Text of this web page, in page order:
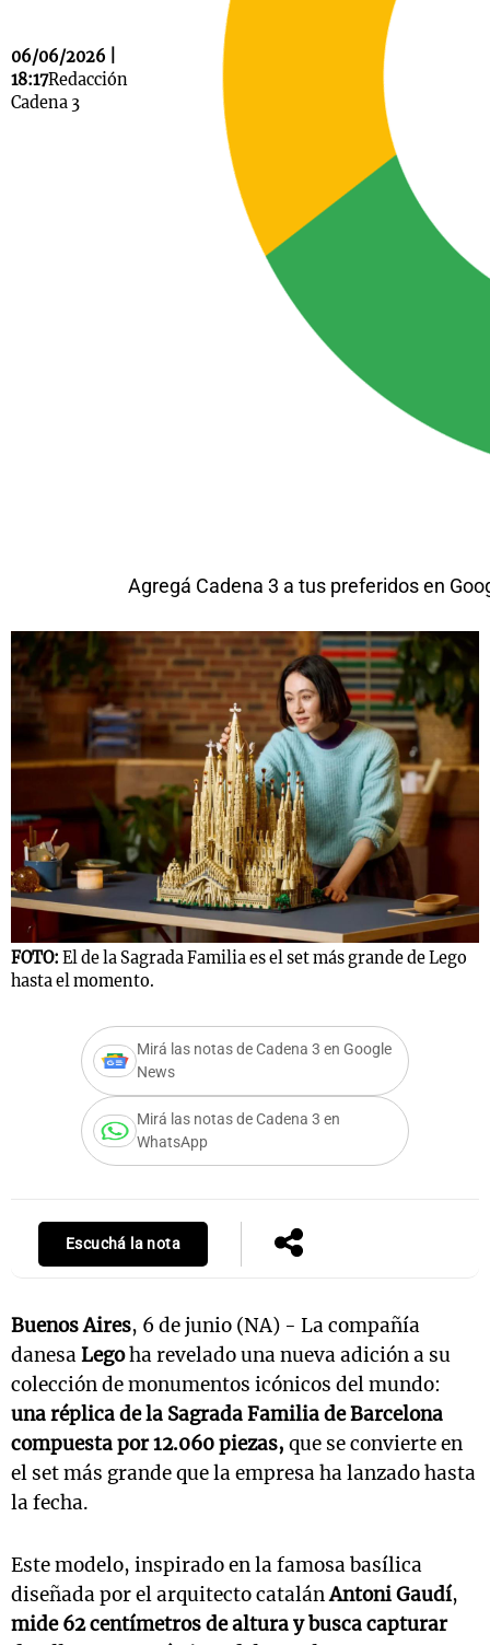
06/06/2026 |
18:17Redacción
Cadena 3
Agregá Cadena 3 a tus preferidos en
FOTO: El de la Sagrada Familia es el set más grande de Lego
hasta el momento.
Mirá las notas de Cadena 3 en Google
News
Mirá las notas de Cadena 3 en
WhatsApp
Escuchá la nota
Buenos Aires, 6 de junio (NA) - La compañía
danesaLegoha revelado una nueva adición a su
colección de monumentos icónicos del mundo:
una réplica de la Sagrada Familia de Barcelona
compuesta por 12.060 piezas, que se convierte en
el set más grande que la empresa ha lanzado hasta
la fecha.
Este modelo, inspirado en la famosa basílica
diseñada por el arquitecto catalánAntoni Gaudí,
mide 62 centímetros de altura y busca capturar